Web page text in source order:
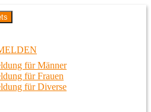
in Berlin
für Männer
für Frauen
für Diverse